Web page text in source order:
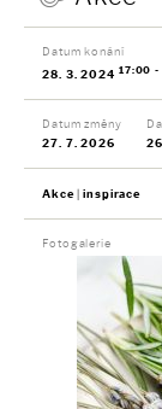
Datum konání
28. 3. 2024 17:00 -
Datum změny
27. 7. 2026
Akce inspirace
Fotogalerie